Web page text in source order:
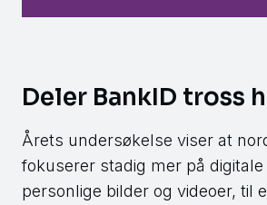
Deler BankID tross
Årets undersøkelse viser at
fokuserer stadig mer på digitale
personlige bilder og videoer, til